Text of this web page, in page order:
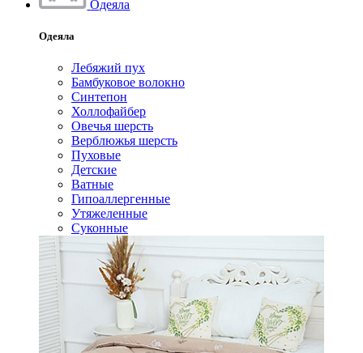
Одеяла
Одеяла
Лебяжий пух
Бамбуковое волокно
Синтепон
Холлофайбер
Овечья шерсть
Верблюжья шерсть
Пуховые
Детские
Ватные
Гипоаллергенные
Утяжеленные
Суконные